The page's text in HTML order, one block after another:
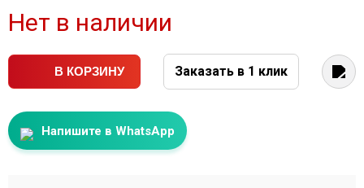
Нет в наличии
В КОРЗИНУ Заказать в 1 клик
Напишите в WhatsApp